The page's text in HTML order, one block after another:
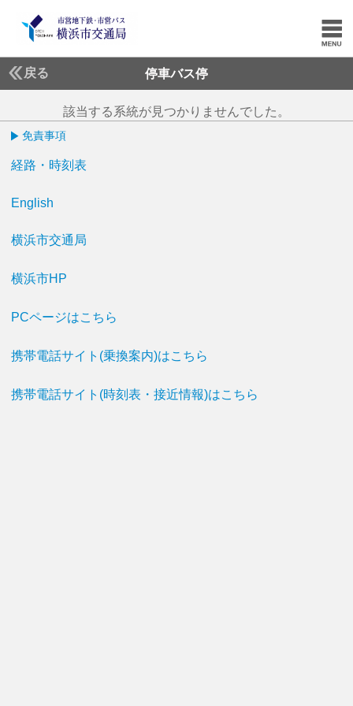
戻る 停車バス停
該当する系統が見つかりませんでした。
免責事項
経路・時刻表
English
横浜市交通局
横浜市HP
PCページはこちら
携帯電話サイト(乗換案内)はこちら
携帯電話サイト(時刻表・接近情報)はこちら